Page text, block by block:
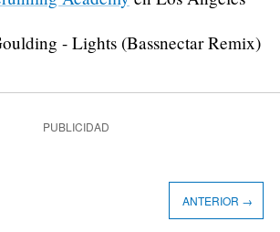
- Lights (Bassnectar Remix)
PUBLICIDAD
ANTERIOR →